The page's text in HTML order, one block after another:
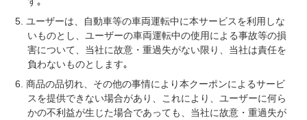
ユーザーは、自動車等の車両運転中に本サービスを利用しな
いものとし、ユーザーの車両運転中の使用による事故等の損
害について、当社に故意・重過失がない限り、当社は責任を
負わないものとします｡
商品の品切れ、その他の事情により本クーポンによるサービ
スを提供できない場合があり、これにより、ユーザーに何ら
かの不利益が生じた場合であっても、当社に故意・重過失が